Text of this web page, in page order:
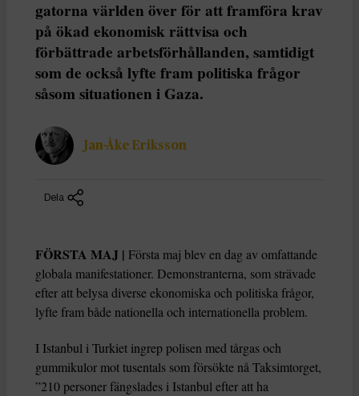
gatorna världen över för att framföra krav
på ökad ekonomisk rättvisa och
förbättrade arbetsförhållanden, samtidigt
som de också lyfte fram politiska frågor
såsom situationen i Gaza.
Jan-Åke Eriksson
Dela
FÖRSTA MAJ | Första maj blev en dag av omfattande
globala manifestationer. Demonstranterna, som strävade
efter att belysa diverse ekonomiska och politiska frågor,
lyfte fram både nationella och internationella problem.
I Istanbul i Turkiet ingrep polisen med tårgas och
gummikulor mot tusentals som försökte nå Taksimtorget,
”210 personer fängslades i Istanbul efter att ha